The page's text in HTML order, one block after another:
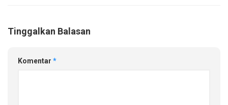
Tinggalkan Balasan
Komentar *